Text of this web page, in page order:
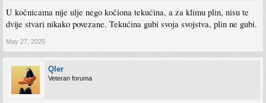
U kočnicama nije ulje nego kočiona tekućina, a za klimu plin, nisu te
dvije stvari nikako povezane. Tekućina gubi svoja svojstva, plin ne gubi.
May 27, 2025
Qler
Veteran foruma